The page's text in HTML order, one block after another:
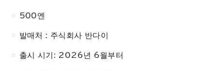
500엔
발매처 : 주식회사 반다이
출시 시기: 2026년 6월부터